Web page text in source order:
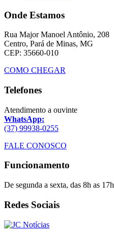
Onde Estamos
Rua Major Manoel Antônio, 208
Centro, Pará de Minas, MG
CEP: 35660-010
COMO CHEGAR
Telefones
Atendimento a ouvinte
WhatsApp:
(37) 99938-0255
FALE CONOSCO
Funcionamento
De segunda a sexta, das 8h as 17h
Redes Sociais